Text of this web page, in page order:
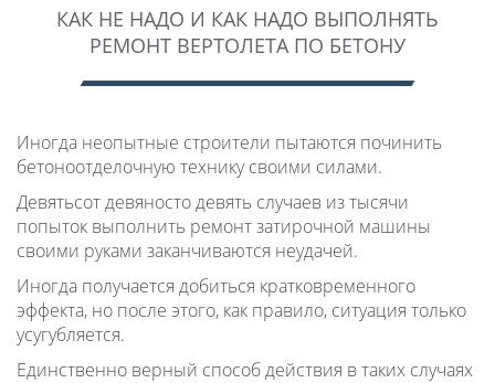
КАК НЕ НАДО И КАК НАДО ВЫПОЛНЯТЬ
РЕМОНТ ВЕРТОЛЕТА ПО БЕТОНУ
Иногда неопытные строители пытаются починить
бетоноотделочную технику своими силами.
Девятьсот девяносто девять случаев из тысячи
попыток выполнить ремонт затирочной машины
своими руками заканчиваются неудачей.
Иногда получается добиться кратковременного
эффекта, но после этого, как правило, ситуация только
усугубляется.
Единственно верный способ действия в таких случаях